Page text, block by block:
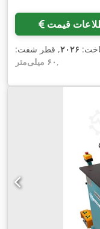
قیمت
۲۰۲۶, قطر شفت:
۶۰ میلی‌متر ,